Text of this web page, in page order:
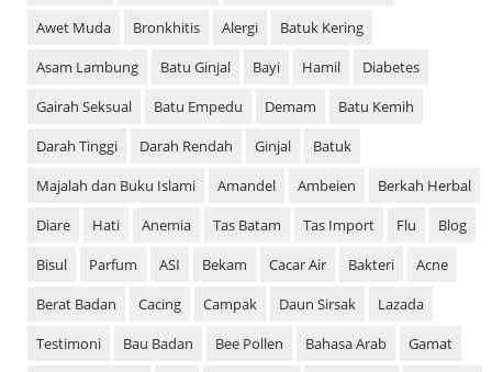
Awet Muda
Bronkhitis Alergi
Batuk Kering
Asam Lambung
Batu Ginjal Bayi Hamil
Diabetes
Gairah Seksual
Batu Empedu Demam
Batu Kemih
Darah Tinggi
Darah Rendah Ginjal
Batuk
Majalah dan Buku Islami
Amandel Ambeien
Berkah Herbal
Diare
Hati Anemia Tas Batam Tas Import Flu
Blog
Bisul
Parfum ASI Bekam Cacar Air Bakteri
Acne
Berat Badan
Cacing Campak Daun Sirsak
Lazada
Testimoni
Bau Badan Bee Pollen Bahasa Arab
Gamat